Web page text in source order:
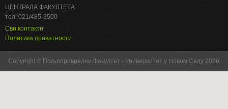
ЦЕНТРАЛА ФАКУЛТЕТА
тел: 021/485-3500
Сви контакти
Политика приватности
Copyright © Пољопривредни Факултет - Универзитет у Новом Саду 2026